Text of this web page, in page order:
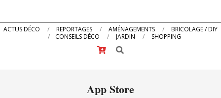
Primary
ACTUS DÉCO REPORTAGES AMÉNAGEMENTS
BRICOLAGE / DIY
CONSEILS DÉCO
JARDIN
SHOPPING
Search
App Store